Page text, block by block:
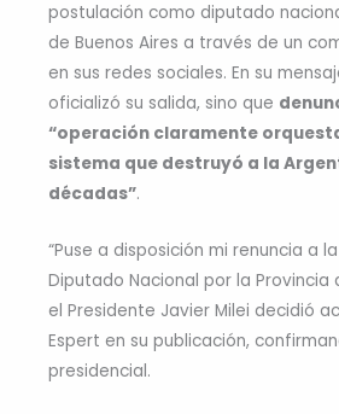
postulación como diputado
de Buenos Aires a través de un
en sus redes sociales. En su
oficializó su salida, sino que
“operación claramente
sistema que destruyó a la
décadas”.
“Puse a disposición mi renuncia a
Diputado Nacional por la Provincia
el Presidente Javier Milei decidió
Espert en su publicación,
presidencial.